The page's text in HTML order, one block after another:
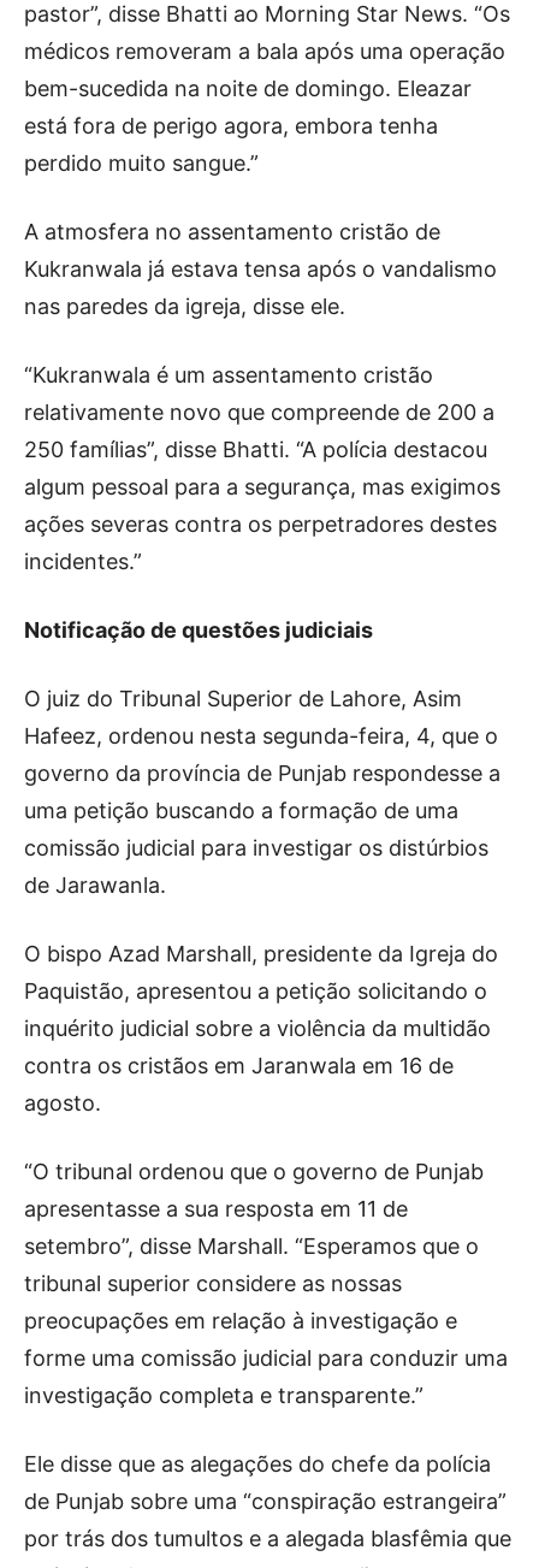
pastor”, disse Bhatti ao Morning Star News. “Os
médicos removeram a bala após uma operação
bem-sucedida na noite de domingo. Eleazar
está fora de perigo agora, embora tenha
perdido muito sangue.”
A atmosfera no assentamento cristão de
Kukranwala já estava tensa após o vandalismo
nas paredes da igreja, disse ele.
“Kukranwala é um assentamento cristão
relativamente novo que compreende de 200 a
250 famílias”, disse Bhatti. “A polícia destacou
algum pessoal para a segurança, mas exigimos
ações severas contra os perpetradores destes
incidentes.”
Notificação de questões judiciais
O juiz do Tribunal Superior de Lahore, Asim
Hafeez, ordenou nesta segunda-feira, 4, que o
governo da província de Punjab respondesse a
uma petição buscando a formação de uma
comissão judicial para investigar os distúrbios
de Jarawanla.
O bispo Azad Marshall, presidente da Igreja do
Paquistão, apresentou a petição solicitando o
inquérito judicial sobre a violência da multidão
contra os cristãos em Jaranwala em 16 de
agosto.
“O tribunal ordenou que o governo de Punjab
apresentasse a sua resposta em 11 de
setembro”, disse Marshall. “Esperamos que o
tribunal superior considere as nossas
preocupações em relação à investigação e
forme uma comissão judicial para conduzir uma
investigação completa e transparente.”
Ele disse que as alegações do chefe da polícia
de Punjab sobre uma “conspiração estrangeira”
por trás dos tumultos e a alegada blasfêmia que